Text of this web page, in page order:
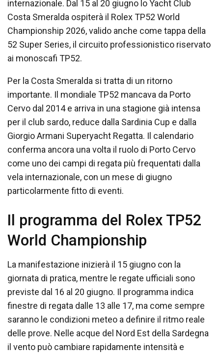
internazionale. Dal 15 al 20 giugno lo Yacht Club
Costa Smeralda ospiterà il Rolex TP52 World
Championship 2026, valido anche come tappa della
52 Super Series, il circuito professionistico riservato
ai monoscafi TP52.
Per la Costa Smeralda si tratta di un ritorno
importante. Il mondiale TP52 mancava da Porto
Cervo dal 2014 e arriva in una stagione già intensa
per il club sardo, reduce dalla Sardinia Cup e dalla
Giorgio Armani Superyacht Regatta. Il calendario
conferma ancora una volta il ruolo di Porto Cervo
come uno dei campi di regata più frequentati dalla
vela internazionale, con un mese di giugno
particolarmente fitto di eventi.
Il programma del Rolex TP52
World Championship
La manifestazione inizierà il 15 giugno con la
giornata di pratica, mentre le regate ufficiali sono
previste dal 16 al 20 giugno. Il programma indica
finestre di regata dalle 13 alle 17, ma come sempre
saranno le condizioni meteo a definire il ritmo reale
delle prove. Nelle acque del Nord Est della Sardegna
il vento può cambiare rapidamente intensità e